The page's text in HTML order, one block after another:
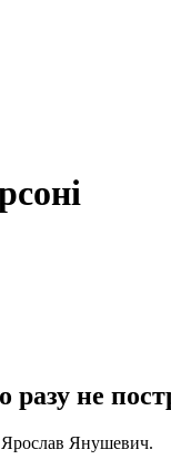
не
Янушевич.